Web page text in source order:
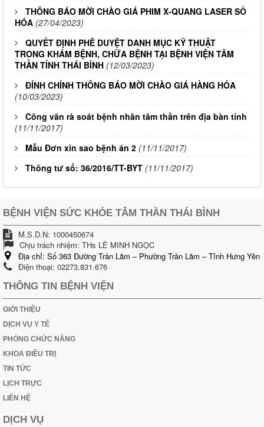
THÔNG BÁO MỜI CHÀO GIÁ PHIM X-QUANG LASER SỐ
HÓA (27/04/2023)
QUYẾT ĐỊNH PHÊ DUYỆT DANH MỤC KỸ THUẬT
TRONG KHÁM BỆNH, CHỮA BỆNH TẠI BỆNH VIỆN TÂM
THẦN TỈNH THÁI BÌNH (12/03/2023)
ĐÍNH CHÍNH THÔNG BÁO MỜI CHÀO GIÁ HÀNG HÓA
(10/03/2023)
Công văn rà soát bệnh nhân tâm thần trên địa bàn tỉnh
(11/11/2017)
Mẫu Đơn xin sao bệnh án 2 (11/11/2017)
Thông tư số: 36/2016/TT-BYT (11/11/2017)
BỆNH VIỆN SỨC KHỎE TÂM THẦN THÁI BÌNH
M.S.D.N: 1000450674
Chịu trách nhiệm: THs LÊ MINH NGỌC
Địa chỉ: Số 363 Đường Trần Lãm – Phường Trần Lãm – Tỉnh Hưng Yên
Điện thoại: 02273.831.676
THÔNG TIN BỆNH VIỆN
GIỚI THIỆU
DỊCH VỤ Y TẾ
PHÒNG CHỨC NĂNG
KHOA ĐIỀU TRỊ
TIN TỨC
LỊCH TRỰC
LIÊN HỆ
DỊCH VỤ